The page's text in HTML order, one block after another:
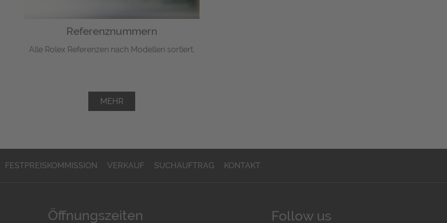
Referenznummern
Alle Rolex Referenzen nach Modellen sortiert.
MEHR
FESTPREISKOMMISSION VERKAUF SUCHAUFTRAG KONTAKT
Öffnungszeiten Follow us